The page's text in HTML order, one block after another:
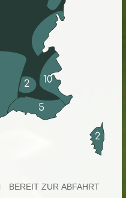
2
5
2 10
BEREIT ZUR ABFAHRT